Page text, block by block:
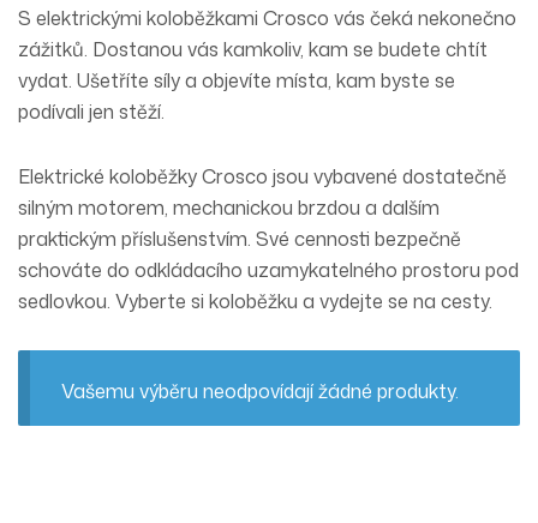
S elektrickými koloběžkami Crosco vás čeká nekonečno
zážitků. Dostanou vás kamkoliv, kam se budete chtít
vydat. Ušetříte síly a objevíte místa, kam byste se
podívali jen stěží.
Elektrické koloběžky Crosco jsou vybavené dostatečně
silným motorem, mechanickou brzdou a dalším
praktickým příslušenstvím. Své cennosti bezpečně
schováte do odkládacího uzamykatelného prostoru pod
sedlovkou. Vyberte si koloběžku a vydejte se na cesty.
Vašemu výběru neodpovídají žádné produkty.